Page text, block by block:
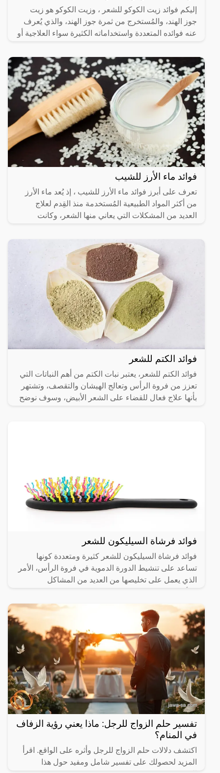
إليكم فوائد زيت الكوكو للشعر ، وزيت الكوكو هو زيت
جوز الهند، والمُستخرج من ثمرة جوز الهند، والذي يُعرف
عنه فوائده المتعددة واستخداماته الكثيرة سواء العلاجية أو
فوائد ماء الأرز للشيب
تعرف على أبرز فوائد ماء الأرز للشيب ، إذ يُعد ماء الأرز
من أكثر المواد الطبيعية المُستخدمة منذ القِدم لعلاج
العديد من المشكلات التي يعاني منها الشعر، وكانت
فوائد الكتم للشعر
فوائد الكتم للشعر، يعتبر نبات الكتم من أهم النباتات التي
تعزز من فروة الرأس وتعالج الهيشان والتقصف، وتشتهر
بأنها علاج فعال للقضاء على الشعر الأبيض، وسوف نوضح
فوائد فرشاة السيليكون للشعر
فوائد فرشاة السيليكون للشعر كثيرة ومتعددة كونها
تساعد على تنشيط الدورة الدموية في فروة الرأس، الأمر
الذي يعمل على تخليصها من العديد من المشاكل
تفسير حلم الزواج للرجل: ماذا يعني رؤية الزفاف
في المنام؟
اكتشف دلالات حلم الزواج للرجل وأثره على الواقع. اقرأ
المزيد لحصولك على تفسير شامل ومفيد حول هذا